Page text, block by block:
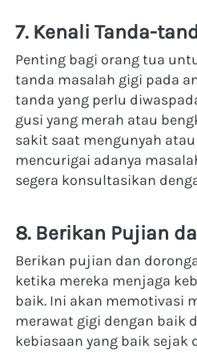
7. Kenali Tanda-
Penting bagi orang tua
tanda masalah gigi pada
tanda yang perlu
gusi yang merah atau
sakit saat mengunyah
mencurigai adanya
segera konsultasikan
8. Berikan Pujian
Berikan pujian dan
ketika mereka menjaga
baik. Ini akan memotivasi
merawat gigi dengan baik
kebiasaan yang baik sejak